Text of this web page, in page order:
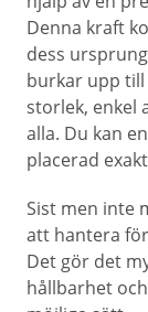
Denna kraft
dess
burkar upp till
storlek, enkel
alla. Du kan
placerad
Sist men inte
att hantera
Det gör det
hållbarhet